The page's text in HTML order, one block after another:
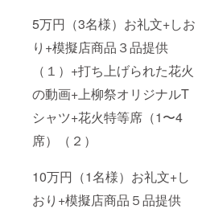
5万円（3名様）お礼文+しお
り+模擬店商品３品提供
（１）+打ち上げられた花火
の動画+上柳祭オリジナルT
シャツ+花火特等席（1〜4
席）（２）
10万円（1名様）お礼文+し
おり+模擬店商品５品提供